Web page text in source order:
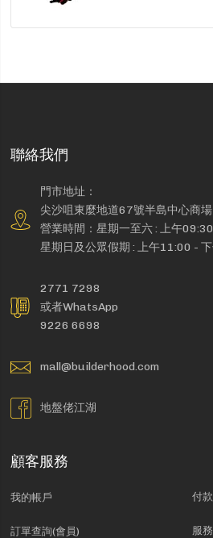
聯絡我們
門市地址：
尖沙咀東麼地道67號半島中心商
營業時間：星期一至六 : 上午
星期日及公眾假期 : 上午11:00 -
2771 7298
或者WhatsApp
9226 6698
mall@builderhood.com
地盤佬江湖
顧客服務
我的帳戶
訂單查詢(會員)
付
服